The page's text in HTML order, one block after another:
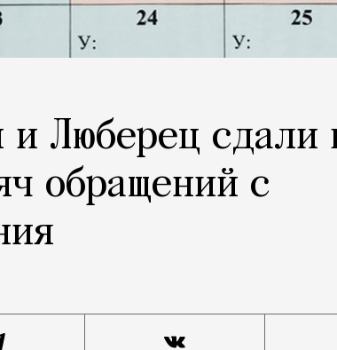
и Люберец сдали
обращений с